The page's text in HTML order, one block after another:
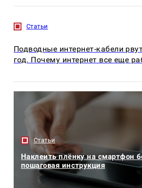
Статьи
Подводные интернет-кабели
год. Почему интернет все еще
Статьи
Наклеить плёнку на смартфон
пошаговая инструкция